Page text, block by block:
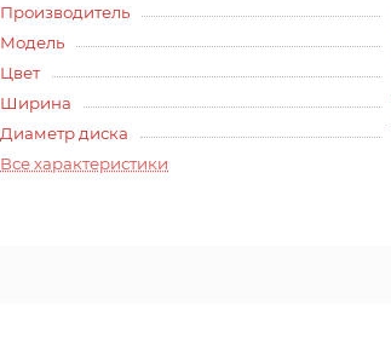
Производитель
Модель
Цвет
Ширина
Диаметр диска
Все характеристики